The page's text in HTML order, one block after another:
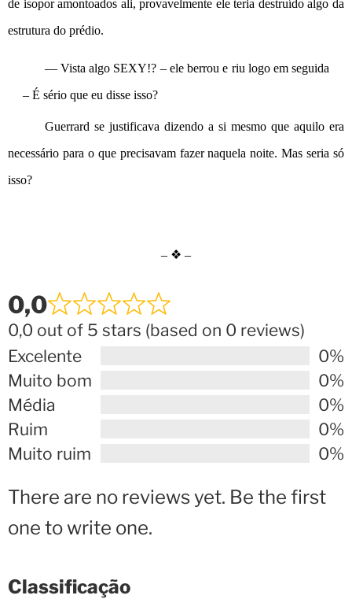
de isopor amontoados ali, provavelmente ele teria destruído algo da
estrutura do prédio.
— Vista algo SEXY!? – ele berrou e riu logo em seguida
– É sério que eu disse isso?
Guerrard se justificava dizendo a si mesmo que aquilo era
necessário para o que precisavam fazer naquela noite. Mas seria só
isso?
– ❖ –
0,0
0,0 out of 5 stars (based on 0 reviews)
Excelente
0%
Muito bom
0%
Média
0%
Ruim
0%
Muito ruim
0%
There are no reviews yet. Be the first
one to write one.
Classificação